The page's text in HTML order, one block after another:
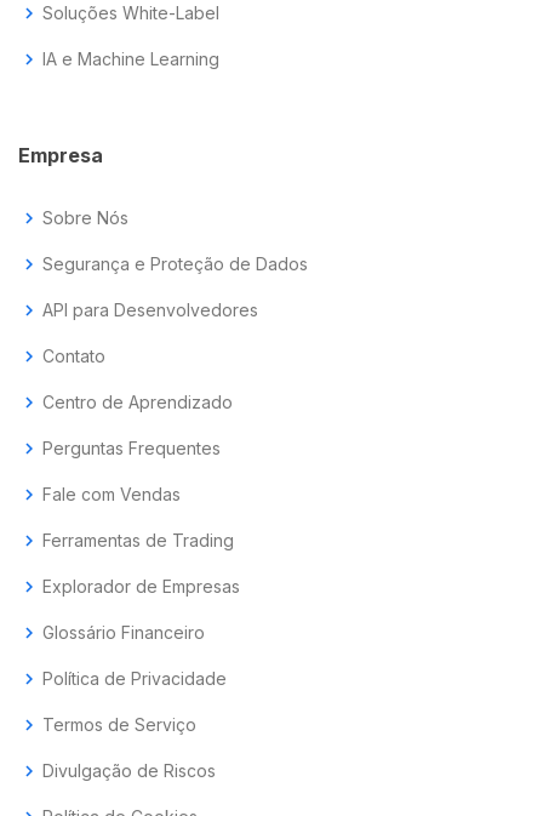
chevron_right Soluções White-Label
chevron_right IA e Machine Learning
Empresa
chevron_right Sobre Nós
chevron_right Segurança e Proteção de Dados
chevron_right API para Desenvolvedores
chevron_right Contato
chevron_right Centro de Aprendizado
chevron_right Perguntas Frequentes
chevron_right Fale com Vendas
chevron_right Ferramentas de Trading
chevron_right Explorador de Empresas
chevron_right Glossário Financeiro
chevron_right Política de Privacidade
chevron_right Termos de Serviço
chevron_right Divulgação de Riscos